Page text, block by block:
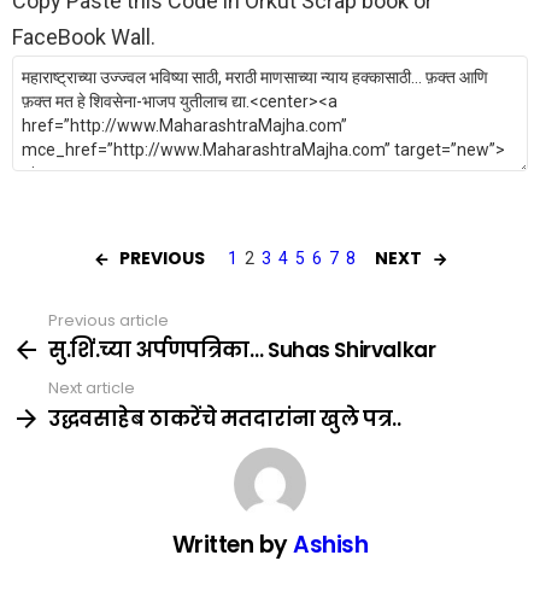
FaceBook Wall.
PREVIOUS 1 2 3 4 5 6 7 8 NEXT
more
Previous article
सु.शिं.च्या अर्पणपत्रिका… Suhas Shirvalkar
Next article
उद्धवसाहेब ठाकरेंचे मतदारांना खुले पत्र..
Written byAshish